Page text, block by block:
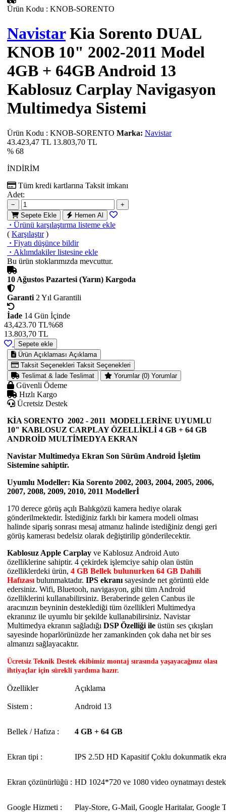
Ürün Kodu : KNOB-SORENTO
NavistarKia Sorento DUAL
KNOB 10" 2002-2011 Model
4GB + 64GB Android 13
Kablosuz Carplay Navigasyon
Multimedya Sistemi
Ürün Kodu : KNOB-SORENTO Marka: Navistar
43.423,47 TL 13.803,70 TL
% 68
İNDİRİM
Tüm kredi kartlarına Taksit imkanı
Adet:
−
+
Sepete Ekle
Hemen Al
· Ürünü karşılaştırma listeme ekle
( Karşılaştır)
· Fiyatı düşünce bildir
· Aklımdakiler listesine ekle
Bu ürün stoklarımızda mevcuttur.
10 Ağustos Pazartesi (Yarın) Kargoda
Garanti 2 Yıl Garantili
İade 14 Gün İçinde
43,423.70 TL%68
13.803,70 TL
Sepete ekle
Ürün Açıklaması Açıklama
Taksit Seçenekleri Taksit Seçenekleri
Teslimat & İade Teslimat Yorumlar (0) Yorumlar
Güvenli Ödeme
Hızlı Kargo
Ücretsiz Destek
KİA SORENTO 2002 - 2011 MODELLERİNE UYUMLU
10" KABLOSUZ CARPLAY ÖZELLİKLİ 4 GB + 64 GB
ANDROİD MULTİMEDYA EKRAN
Navistar Multimedya Ekran Son Sürüm Android İşletim
Sistemine sahiptir.
Uyumlu Modeller: Kia Sorento 2002, 2003, 2004, 2005, 2006,
2007, 2008, 2009, 2010, 2011 Modellerİ
170 derece görüş açılı Balıkgözü kamera hediye olarak
gönderilmektedir. İstediğiniz farklı bir kamera modeli olması
halinde sipariş sonrası mesaj atmanız halinde istediğiniz dengi geri
görüş kamerası bedelsiz olarak değiştirilip gönderilecektir.
Kablosuz Apple Carplay ve Kablosuz Android Auto
özelliklerine sahiptir. 4 çekirdek işlemciye sahip olan üstün
özelliklerdeki ürün, 4 GB Bellek bulunurken 64 GB Dahili
Hafızası bulunmaktadır. IPS ekranı sayesinde net görüntü elde
edersiniz. Wifi, Bluetooh, navigasyon, gibi tüm Android
özelliklerini kullanabilirsiniz. Beraberinde gelen Canbus ile
aracınızın beyninin desteklediği tüm özellikleri Multimedya
ekranınız ile uyumlu bir şekilde kullanabilirsiniz. Navistar
Multimedya ekranın sağladığı DSP Özelliği ile üstün ses çıkışları
sayesinde hoparlörünüzde her zamankinden çok daha net bir ses
almanızı sağlayacaktır.
Ücretsiz Teknik Destek ekibimiz montaj sırasında yaşayacağınız olası
ihtiyaçlar için sürekli yardıma hazır.
Özellikler Açıklama
Sistem : Android 13
Bellek / Hafıza : 4 GB + 64 GB
Ekran tipi : IPS 2.5D HD Kapasitif Çoklu dokunmatik
Ekran çözünürlüğü : HD 1024*720 ve 1080 video oynatmayı
Google Hizmeti : Play-Store, G-Mail, Google Haritalar, Google